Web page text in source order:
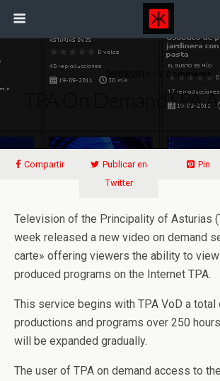
20/09/2011 • 2 Comments
TPA A
Compartir
Publicar en
Twitter
Pin
Television of the Principality of Asturias
week released a new video on demand
carte» offering viewers the ability to
produced programs on the Internet TPA.
This service begins with TPA VoD a total
productions and programs over 250
will be expanded gradually.
The user of TPA on demand access to